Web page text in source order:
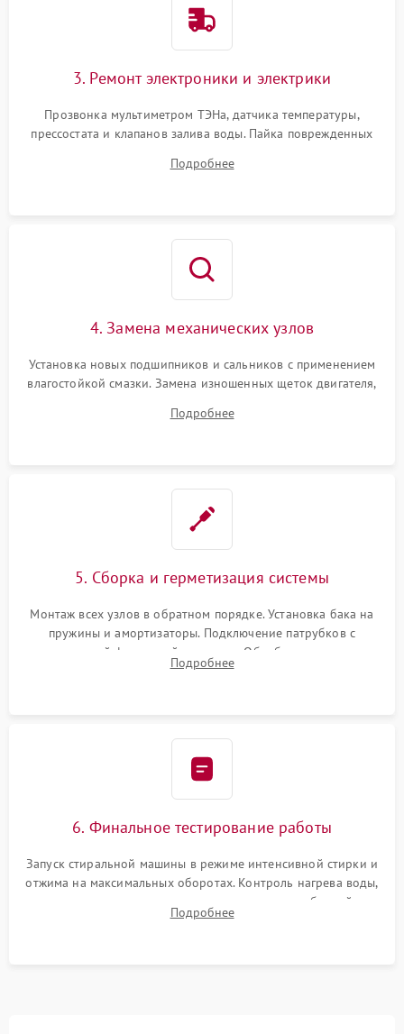
3. Ремонт электроники и электрики
Прозвонка мультиметром ТЭНа, датчика температуры,
прессостата и клапанов залива воды. Пайка поврежденных
Восстановление целостности проводки и контактов.
Подробнее
4. Замена механических узлов
Установка новых подшипников и сальников с применением
влагостойкой смазки. Замена изношенных щеток двигателя,
или поврежденной резиновой манжеты.
Подробнее
5. Сборка и герметизация системы
Монтаж всех узлов в обратном порядке. Установка бака на
пружины и амортизаторы. Подключение патрубков с
надежной фиксацией хомутами. Обработка стыков
герметиком для предотвращения возможных протечек воды.
Подробнее
6. Финальное тестирование работы
Запуск стиральной машины в режиме интенсивной стирки и
отжима на максимальных оборотах. Контроль нагрева воды,
корректности слива, отсутствия излишних вибраций,
посторонних стуков и протечек под корпусом.
Подробнее